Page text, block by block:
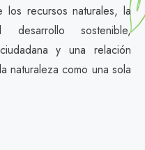
los recursos naturales, la
sostenible,
y una relación
naturaleza como una sola